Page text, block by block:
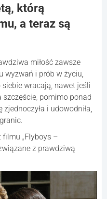
którą
a teraz są
miłość zawsze
wyzwań i prób w życiu,
wracają, nawet jeśli
szczęście, pomimo ponad
i udowodniła,
„Flyboys –
z prawdziwą